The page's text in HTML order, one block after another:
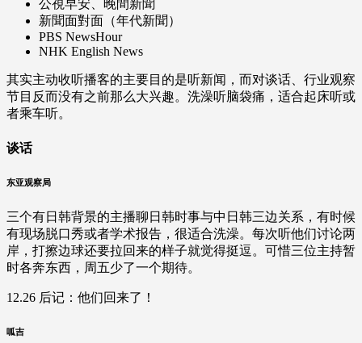
公視早安、晚間新聞
新聞面對面（年代新聞）
PBS NewsHour
NHK English News
其实主动收听播客的主要目的是听新闻，而对谈话、行业观察
节目反而没有之前那么大兴趣。洗澡听脑袋痛，适合起床听或
者乘车听。
谈话
东亚观察局
三个有日韩背景的主播聊日韩时事与中日韩三边关系，有时候
有现场脱口秀或者学术报告，很适合洗澡。每次听他们讨论两
岸，打擦边球还要拉回来的样子就觉得挺逗。可惜三位主持暂
时各奔东西，周五少了一个期待。
12.26 后记：他们回来了！
呱吉